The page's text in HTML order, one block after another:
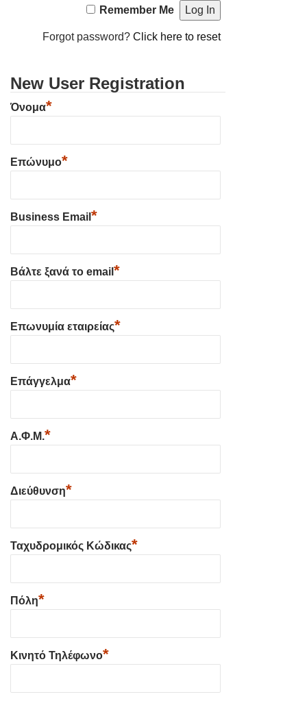
Remember Me
Forgot password?Click here to reset
New User Registration
Όνομα*
Επώνυμο*
Business Email *
Βάλτε ξανά το email *
Επωνυμία εταιρείας*
Επάγγελμα*
Α.Φ.Μ.*
Διεύθυνση*
Ταχυδρομικός Κώδικας*
Πόλη*
Κινητό Τηλέφωνο*